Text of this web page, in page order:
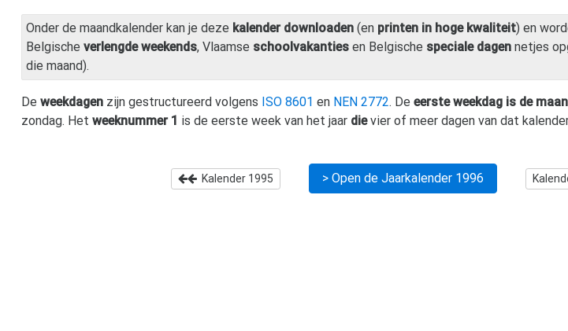
Onder de maandkalender kan je deze kalender downloaden (en printen in hoge kwaliteit) en
Belgische verlengde weekends, Vlaamse schoolvakanties en Belgische speciale dagen netjes
die maand).
De weekdagen zijn gestructureerd volgens ISO 8601 en NEN 2772. De eerste weekdag is de
zondag. Het weeknummer 1 is de eerste week van het jaar dievier of meer dagen van dat
Kalender 1995 > Open de Jaarkalender 1996